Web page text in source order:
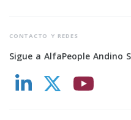
CONTACTO Y REDES
Sigue a AlfaPeople Andino